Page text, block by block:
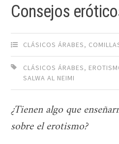
Consejos
CLÁSICOS ÁRABES,
CLÁSICOS ÁRABES,
SALWA AL NEIMI
¿Tienen algo que
sobre el erotismo?